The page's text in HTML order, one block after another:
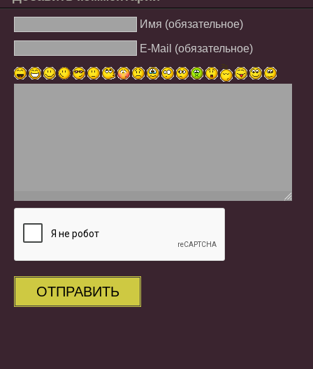
Имя (обязательное)
E-Mail (обязательное)
ОТПРАВИТЬ